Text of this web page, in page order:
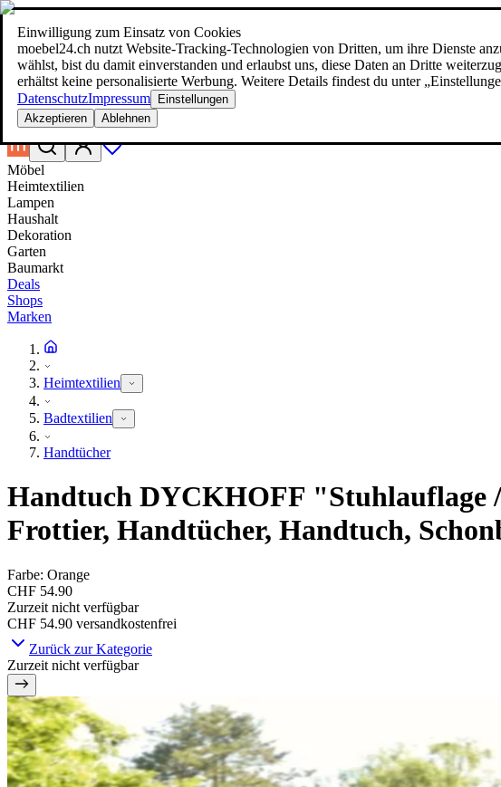
Einwilligung zum Einsatz von Cookies
moebel24.ch nutzt Website-Tracking-Technologien von Dritten, um ihre Dienste
wählst, bist du damit einverstanden und erlaubst uns, diese Daten an Dritte
erhältst keine personalisierte Werbung. Weitere Details findest du unter
DatenschutzImpressum
Einstellungen
Akzeptieren
Ablehnen
Suche
moebel dir den besten Preis!moebel dir den besten Preis!
Möbel
Heimtextilien
Lampen
Haushalt
Dekoration
Garten
Baumarkt
Deals
Shops
Marken
Heimtextilien
Badtextilien
Handtücher
Handtuch DYCKHOFF "Stuhlauflage
Frottier, Handtücher, Handtuch,
Farbe: Orange
CHF 54.90
Zurzeit nicht verfügbar
CHF 54.90 versandkostenfrei
Zurück zur Kategorie
Zurzeit nicht verfügbar